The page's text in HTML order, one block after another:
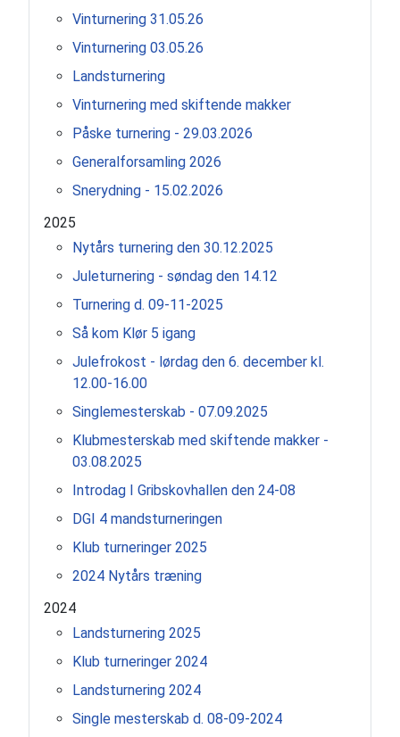
Vinturnering 31.05.26
Vinturnering 03.05.26
Landsturnering
Vinturnering med skiftende makker
Påske turnering - 29.03.2026
Generalforsamling 2026
Snerydning - 15.02.2026
2025
Nytårs turnering den 30.12.2025
Juleturnering - søndag den 14.12
Turnering d. 09-11-2025
Så kom Klør 5 igang
Julefrokost - lørdag den 6. december kl.
12.00-16.00
Singlemesterskab - 07.09.2025
Klubmesterskab med skiftende makker -
03.08.2025
Introdag I Gribskovhallen den 24-08
DGI 4 mandsturneringen
Klub turneringer 2025
2024 Nytårs træning
2024
Landsturnering 2025
Klub turneringer 2024
Landsturnering 2024
Single mesterskab d. 08-09-2024